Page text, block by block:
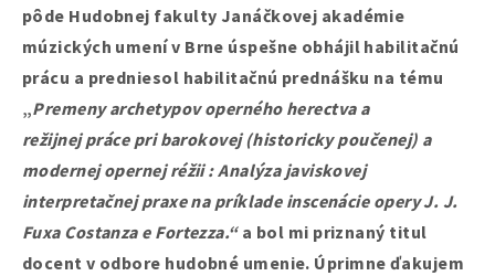
pôde Hudobnej fakulty Janáčkovej akadémie
múzických umení v Brne úspešne obhájil habilitačnú
prácu a predniesol habilitačnú prednášku na tému
„Premeny archetypov operného herectva a
režijnej práce pri barokovej (historicky poučenej) a
modernej opernej réžii : Analýza javiskovej
interpretačnej praxe na príklade inscenácie opery J. J.
Fuxa Costanza e Fortezza.“a bol mi priznaný titul
docent v odbore hudobné umenie. Úprimne ďakujem